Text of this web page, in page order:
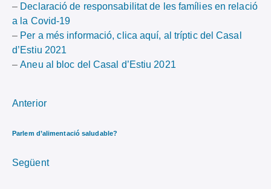
– Declaració de responsabilitat de les famílies en relació
a la Covid-19
– Per a més informació, clica aquí, al tríptic del Casal
d’Estiu 2021
–Aneu al bloc del Casal d’Estiu 2021
Anterior
Parlem d’alimentació saludable?
Següent